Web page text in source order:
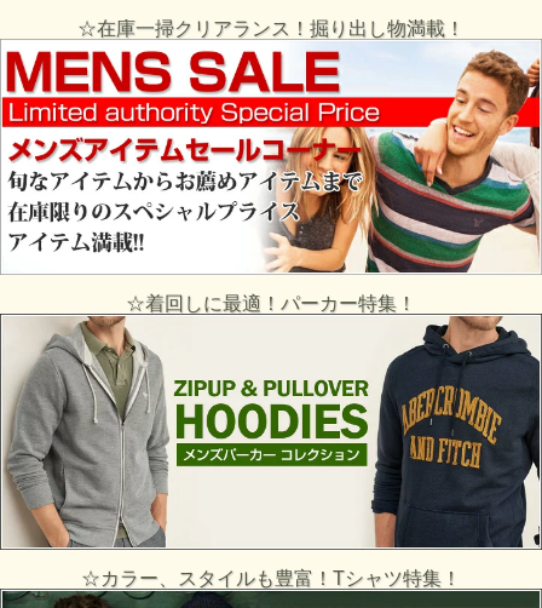
☆在庫一掃クリアランス！掘り出し物満載！
☆着回しに最適！パーカー特集！
☆カラー、スタイルも豊富！Tシャツ特集！